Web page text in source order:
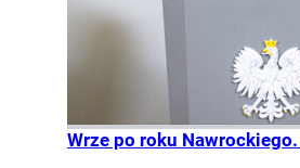
Wrze po roku